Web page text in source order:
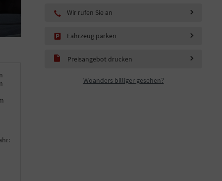
Wir rufen Sie an
Fahrzeug parken
Preisangebot drucken
Woanders billiger gesehen?